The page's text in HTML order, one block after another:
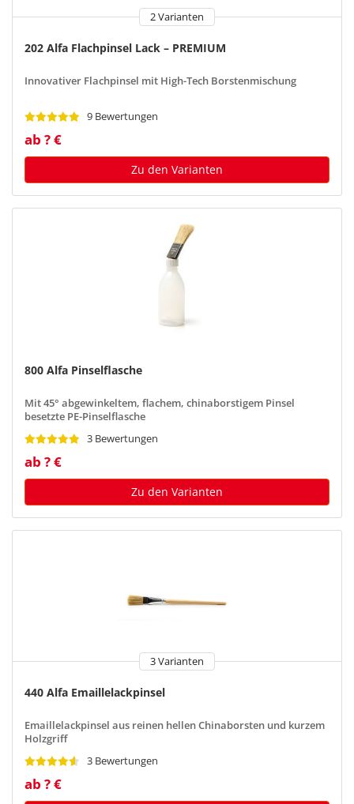
2 Varianten
202 Alfa Flachpinsel Lack – PREMIUM
Innovativer Flachpinsel mit High-Tech Borstenmischung
9 Bewertungen
ab ? €
Zu den Varianten
800 Alfa Pinselflasche
Mit 45° abgewinkeltem, flachem, chinaborstigem Pinsel
besetzte PE-Pinselflasche
3 Bewertungen
ab ? €
Zu den Varianten
3 Varianten
440 Alfa Emaillelackpinsel
Emaillelackpinsel aus reinen hellen Chinaborsten und kurzem
Holzgriff
3 Bewertungen
ab ? €